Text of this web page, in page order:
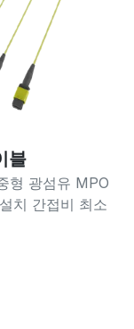
블
형 광섬유 MPO
치 간접비 최소